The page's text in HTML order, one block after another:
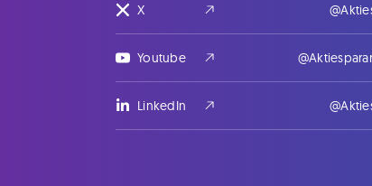
X
Youtube
LinkedIn